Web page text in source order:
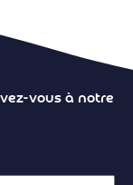
vous à notre